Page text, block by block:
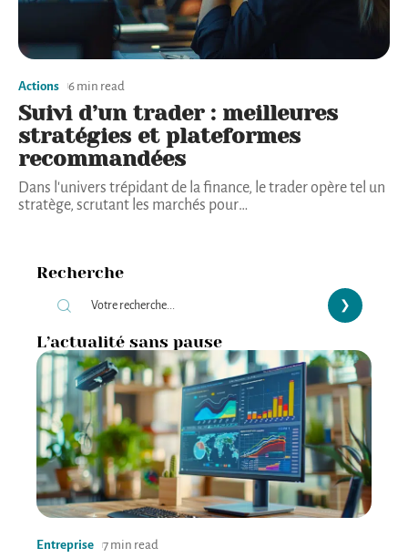
Actions 6 min read
Suivi d’un trader : meilleures
stratégies et plateformes
recommandées
Dans l'univers trépidant de la finance, le trader opère tel un
stratège, scrutant les marchés pour…
Recherche
L’actualité sans pause
Entreprise 7 min read